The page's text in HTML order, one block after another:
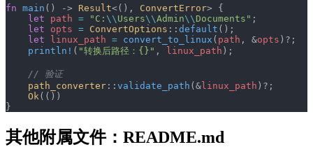
fn main () -> Result<(), ConvertError> {
    let
path = "C: \\ Users\\Admin\\ Documents" ;
    let
opts = ConvertOptions :: default ();
    let
linux_path = convert_to_linux ( path , &opts )?;
    println!
( "转换后路径：{}" , linux_path );
    // 验证
    path_converter
:: validate_path (&linux_path )?;
    Ok
(())
}
其他附属文件：README.md